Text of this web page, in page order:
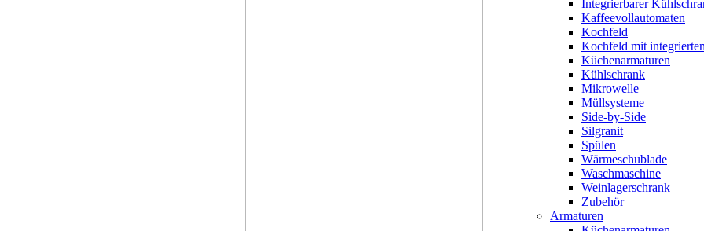
Integrierbarer
Kaffeevollautomaten
Kochfeld
Kochfeld mit
Küchenarmaturen
Kühlschrank
Mikrowelle
Müllsysteme
Side-by-Side
Silgranit
Spülen
Wärmeschublade
Waschmaschine
Weinlagerschrank
Zubehör
Armaturen